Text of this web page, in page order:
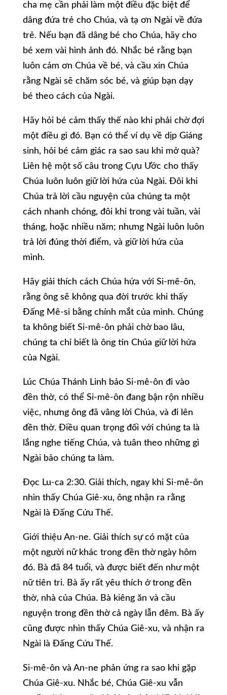
cha mẹ cần phải làm một điều đặc biệt để
dâng đứa trẻ cho Chúa, và tạ ơn Ngài về đứa
trẻ. Nếu bạn đã dâng bé cho Chúa, hãy cho
bé xem vài hình ảnh đó. Nhắc bé rằng bạn
luôn cảm ơn Chúa về bé, và cầu xin Chúa
rằng Ngài sẽ chăm sóc bé, và giúp bạn dạy
bé theo cách của Ngài.
Hãy hỏi bé cảm thấy thế nào khi phải chờ đợi
một điều gì đó. Bạn có thể ví dụ về dịp Giáng
sinh, hỏi bé cảm giác ra sao sau khi mở quà?
Liên hệ một số câu trong Cựu Ước cho thấy
Chúa luôn luôn giữ lời hứa của Ngài. Đôi khi
Chúa trả lời cầu nguyện của chúng ta một
cách nhanh chóng, đôi khi trong vài tuần, vài
tháng, hoặc nhiều năm; nhưng Ngài luôn luôn
trả lời đúng thời điểm, và giữ lời hứa của
mình.
Hãy giải thích cách Chúa hứa với Si-mê-ôn,
rằng ông sẽ không qua đời trước khi thấy
Đấng Mê-si bằng chính mắt của mình. Chúng
ta không biết Si-mê-ôn phải chờ bao lâu,
chúng ta chỉ biết là ông tin Chúa giữ lời hứa
của Ngài.
Lúc Chúa Thánh Linh bảo Si-mê-ôn đi vào
đền thờ, có thể Si-mê-ôn đang bận rộn nhiều
việc, nhưng ông đã vâng lời Chúa, và đi lên
đền thờ. Điều quan trọng đối với chúng ta là
lắng nghe tiếng Chúa, và tuân theo những gì
Ngài bảo chúng ta làm.
Đọc Lu-ca 2:30. Giải thích, ngay khi Si-mê-ôn
nhìn thấy Chúa Giê-xu, ông nhận ra rằng
Ngài là Đấng Cứu Thế.
Giới thiệu An-ne. Giải thích sự có mặt của
một người nữ khác trong đền thờ ngày hôm
đó. Bà đã 84 tuổi, và được biết đến như một
nữ tiên tri. Bà ấy rất yêu thích ở trong đền
thờ, nhà của Chúa. Bà kiêng ăn và cầu
nguyện trong đền thờ cả ngày lẫn đêm. Bà ấy
cũng được nhìn thấy Chúa Giê-xu, và nhận ra
Ngài là Đấng Cứu Thế.
Si-mê-ôn và An-ne phản ứng ra sao khi gặp
Chúa Giê-xu. Nhắc bé, Chúa Giê-xu vẫn